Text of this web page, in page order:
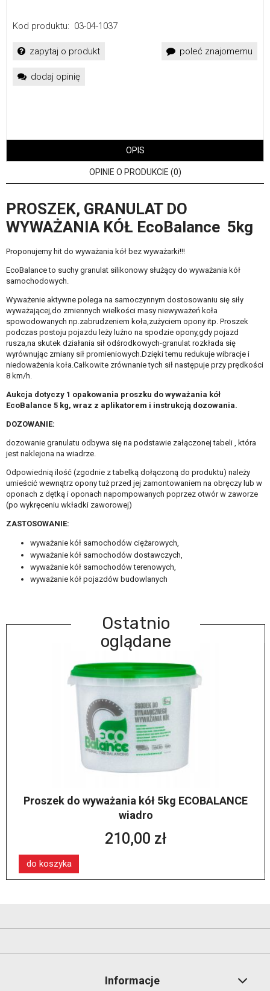
Kod produktu: 03-04-1037
zapytaj o produkt poleć znajomemu
dodaj opinię
OPIS
OPINIE O PRODUKCIE (0)
PROSZEK, GRANULAT DO
WYWAŻANIA KÓŁ EcoBalance 5kg
Proponujemy hit do wyważania kół bez wyważarki!!!
EcoBalance to suchy granulat silikonowy służący do wyważania kół
samochodowych.
Wyważenie aktywne polega na samoczynnym dostosowaniu się siły
wyważającej,do zmiennych wielkości masy niewyważeń koła
spowodowanych np.zabrudzeniem koła,zużyciem opony itp. Proszek
podczas postoju pojazdu leży luźno na spodzie opony,gdy pojazd
rusza,na skutek działania sił odśrodkowych-granulat rozkłada się
wyrównując zmiany sił promieniowych.Dzięki temu redukuje wibracje i
niedoważenia koła.Całkowite zrównanie tych sił następuje przy prędkości
8 km/h.
Aukcja dotyczy 1 opakowania proszku do wyważania kół
EcoBalance 5 kg, wraz z aplikatorem i instrukcją dozowania.
DOZOWANIE:
dozowanie granulatu odbywa się na podstawie załączonej tabeli , która
jest naklejona na wiadrze.
Odpowiednią ilość (zgodnie z tabelką dołączoną do produktu) należy
umieścić wewnątrz opony tuż przed jej zamontowaniem na obręczy lub w
oponach z dętką i oponach napompowanych poprzez otwór w zaworze
(po wykręceniu wkładki zaworowej)
ZASTOSOWANIE:
wyważanie kół samochodów ciężarowych,
wyważanie kół samochodów dostawczych,
wyważanie kół samochodów terenowych,
wyważanie kół pojazdów budowlanych
Ostatnio
oglądane
Proszek do wyważania kół 5kg ECOBALANCE
wiadro
210,00 zł
do koszyka
Informacje